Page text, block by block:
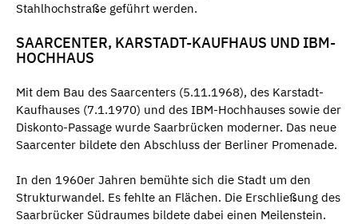
Stahlhochstraße geführt werden.
SAARCENTER, KARSTADT-KAUFHAUS UND IBM-
HOCHHAUS
Mit dem Bau des Saarcenters (5.11.1968), des Karstadt-
Kaufhauses (7.1.1970) und des IBM-Hochhauses sowie der
Diskonto-Passage wurde Saarbrücken moderner. Das neue
Saarcenter bildete den Abschluss der Berliner Promenade.
In den 1960er Jahren bemühte sich die Stadt um den
Strukturwandel. Es fehlte an Flächen. Die Erschließung des
Saarbrücker Südraumes bildete dabei einen Meilenstein.